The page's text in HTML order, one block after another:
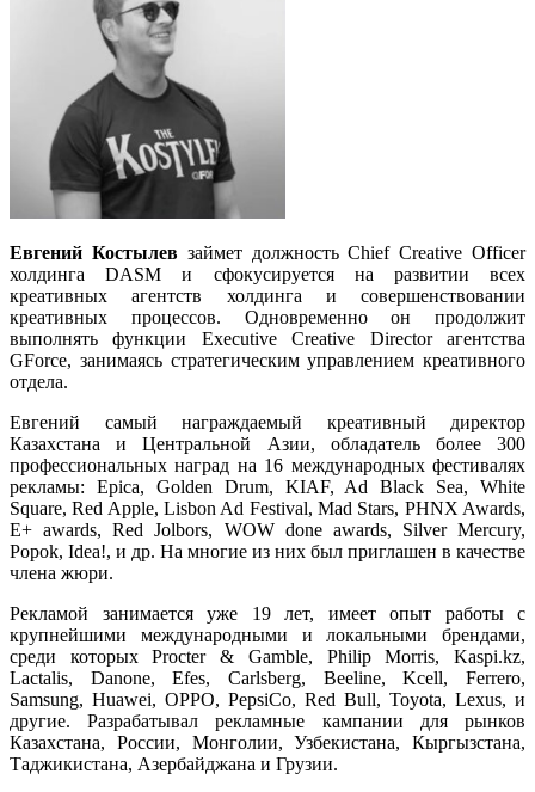
Евгений Костылевзаймет должность Chief Creative Officer
холдинга DASM и сфокусируется на развитии всех
креативных агентств холдинга и совершенствовании
креативных процессов. Одновременно он продолжит
выполнять функции Executive Creative Director агентства
GForce, занимаясь стратегическим управлением креативного
отдела.
Евгений самый награждаемый креативный директор
Казахстана и Центральной Азии, обладатель более 300
профессиональных наград на 16 международных фестивалях
рекламы: Epica, Golden Drum, KIAF, Ad Black Sea, White
Square, Red Apple, Lisbon Ad Festival, Mad Stars, PHNX Awards,
E+ awards, Red Jolbors, WOW done awards, Silver Mercury,
Popok, Idea!, и др. На многие из них был приглашен в качестве
члена жюри.
Рекламой занимается уже 19 лет, имеет опыт работы с
крупнейшими международными и локальными брендами,
среди которых Procter & Gamble, Philip Morris, Kaspi.kz,
Lactalis, Danone, Efes, Carlsberg, Beeline, Kcell, Ferrero,
Samsung, Huawei, OPPO, PepsiCo, Red Bull, Toyota, Lexus, и
другие. Разрабатывал рекламные кампании для рынков
Казахстана, России, Монголии, Узбекистана, Кыргызстана,
Таджикистана, Азербайджана и Грузии.